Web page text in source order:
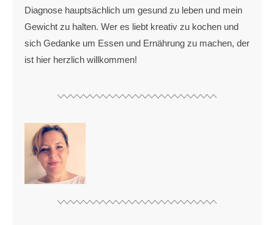
Diagnose hauptsächlich um gesund zu leben und mein
Gewicht zu halten. Wer es liebt kreativ zu kochen und
sich Gedanke um Essen und Ernährung zu machen, der
ist hier herzlich willkommen!